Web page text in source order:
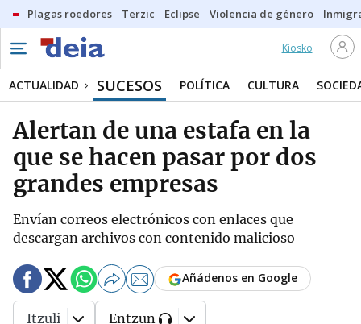
Plagas roedores Terzic Eclipse Violencia de género
Kiosko
ACTUALIDAD SUCESOS POLÍTICA CULTURA
Alertan de una estafa en la
que se hacen pasar por dos
grandes empresas
Envían correos electrónicos con enlaces que
descargan archivos con contenido malicioso
Añádenos en Google
Itzuli Entzun